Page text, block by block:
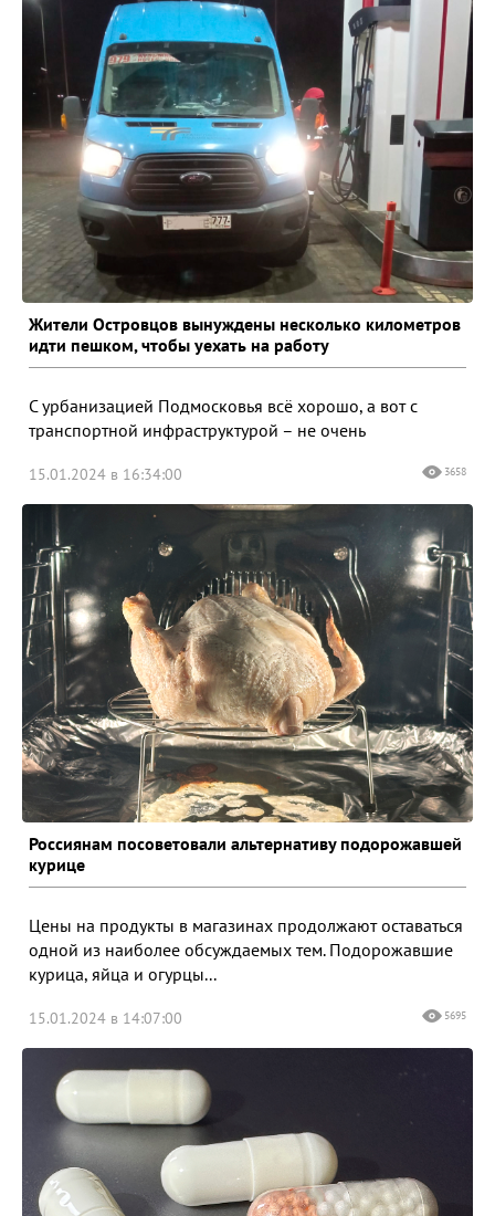
Жители Островцов вынуждены несколько километров
идти пешком, чтобы уехать на работу
С урбанизацией Подмосковья всё хорошо, а вот с
транспортной инфраструктурой – не очень
15.01.2024 в 16:34:00 3658
Россиянам посоветовали альтернативу подорожавшей
курице
Цены на продукты в магазинах продолжают оставаться
одной из наиболее обсуждаемых тем. Подорожавшие
курица, яйца и огурцы...
15.01.2024 в 14:07:00 5695